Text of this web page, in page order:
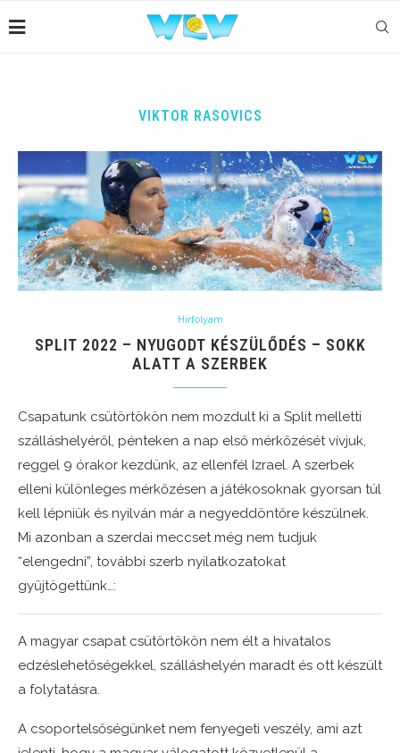
VIKTOR RASOVICS
Hírfolyam
SPLIT 2022 – NYUGODT KÉSZÜLŐDÉS – SOKK
ALATT A SZERBEK
Csapatunk csütörtökön nem mozdult ki a Split melletti
szálláshelyéről, pénteken a nap első mérkőzését vívjuk,
reggel 9 órakor kezdünk, az ellenfél Izrael. A szerbek
elleni különleges mérkőzésen a játékosoknak gyorsan túl
kell lépniük és nyilván már a negyeddöntőre készülnek.
Mi azonban a szerdai meccset még nem tudjuk
“elengedni”, további szerb nyilatkozatokat
gyűjtögettünk…:
A magyar csapat csütörtökön nem élt a hivatalos
edzéslehetőségekkel, szálláshelyén maradt és ott készült
a folytatásra.
A csoportelsőségünket nem fenyegeti veszély, ami azt